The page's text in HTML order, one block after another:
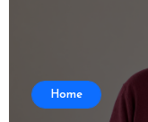
Home